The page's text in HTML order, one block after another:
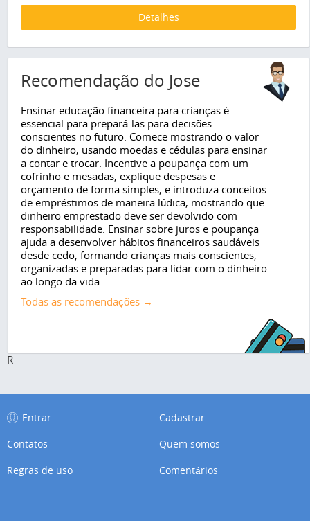
Detalhes
Recomendação do Jose
Ensinar educação financeira para crianças é
essencial para prepará-las para decisões
conscientes no futuro. Comece mostrando o valor
do dinheiro, usando moedas e cédulas para ensinar
a contar e trocar. Incentive a poupança com um
cofrinho e mesadas, explique despesas e
orçamento de forma simples, e introduza conceitos
de empréstimos de maneira lúdica, mostrando que
dinheiro emprestado deve ser devolvido com
responsabilidade. Ensinar sobre juros e poupança
ajuda a desenvolver hábitos financeiros saudáveis
desde cedo, formando crianças mais conscientes,
organizadas e preparadas para lidar com o dinheiro
ao longo da vida.
Todas as recomendações →
R
Entrar
Cadastrar
Contatos
Quem somos
Regras de uso
Comentários